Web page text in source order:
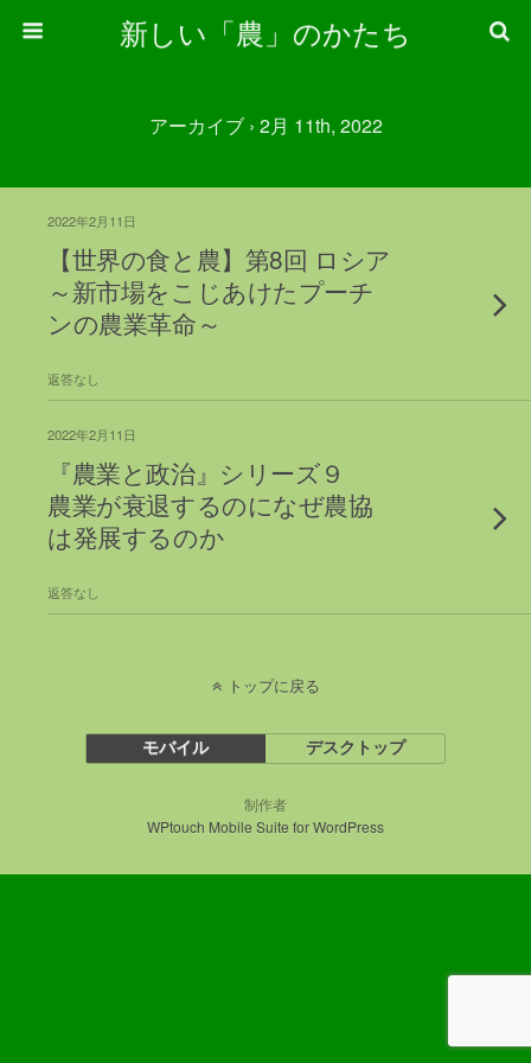
新しい「農」のかたち
アーカイブ › 2月 11th, 2022
2022年2月11日
【世界の食と農】第8回 ロシア
～新市場をこじあけたプーチ
ンの農業革命～
返答なし
2022年2月11日
『農業と政治』シリーズ９
農業が衰退するのになぜ農協
は発展するのか
返答なし
トップに戻る
モバイル デスクトップ
制作者
WPtouch Mobile Suite for WordPress